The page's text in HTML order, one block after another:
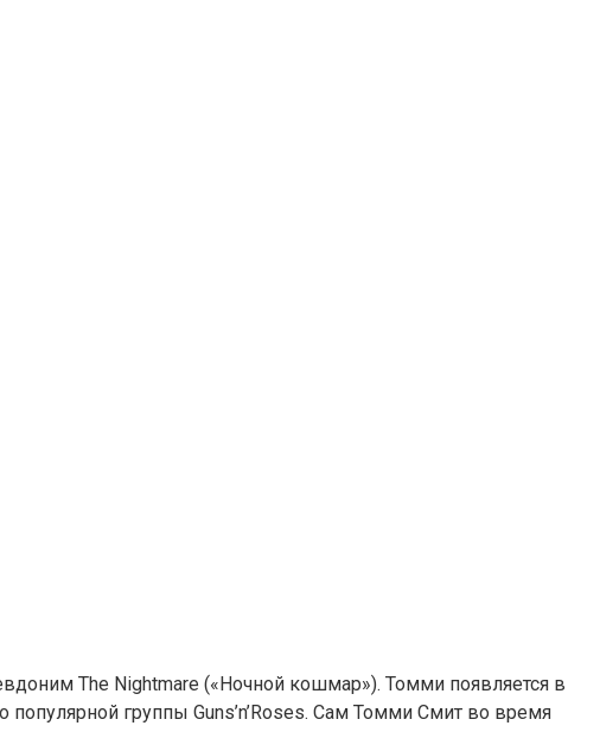
The Nightmare («Ночной кошмар»). Томми появляется в
группы Guns’n’Roses. Сам Томми Смит во время